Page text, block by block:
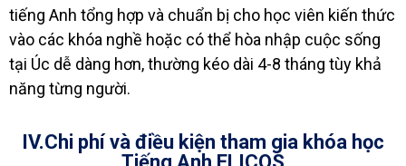
tiếng Anh tổng hợp và chuẩn bị cho học viên kiến thức
vào các khóa nghề hoặc có thể hòa nhập cuộc sống
tại Úc dễ dàng hơn, thường kéo dài 4-8 tháng tùy khả
năng từng người.
IV.Chi phí và điều kiện tham gia khóa học